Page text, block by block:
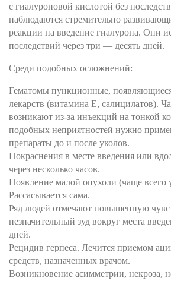
с гиалуроновой кислотой без
наблюдаются стремительно
реакции на введение гиалурона. Они
последствий через три — десять дней.
Среди подобных осложнений:
Гематомы пункционные,
лекарств (витамина Е, салицилатов).
возникают из-за инъекций на тонкой
подобных неприятностей нужно
препараты до и после уколов.
Покраснения в месте введения или
через несколько часов.
Появление малой опухоли (чаще всего
Рассасывается сама.
Ряд людей отмечают повышенную
незначительный зуд вокруг места
дней.
Рецидив герпеса. Лечится приемом
средств, назначенных врачом.
Возникновение асимметрии, некроза,